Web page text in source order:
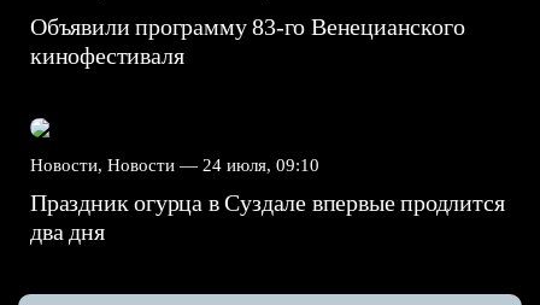
Объявили программу 83-го Венецианского
кинофестиваля
Новости, Новости — 24 июля, 09:10
Праздник огурца в Суздале впервые продлится
два дня